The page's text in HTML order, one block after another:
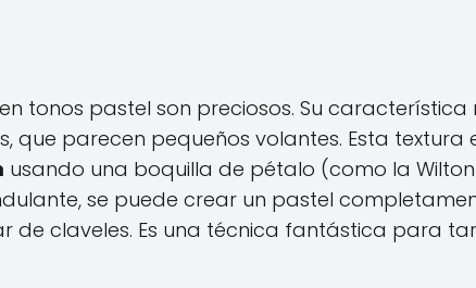
tonos pastel son preciosos. Su característica
parecen pequeños volantes. Esta textura
usando una boquilla de pétalo (como la Wilton
se puede crear un pastel
de claveles. Es una técnica fantástica para